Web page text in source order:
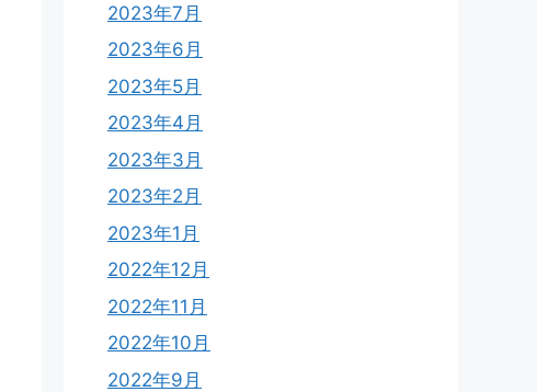
2023年7月
2023年6月
2023年5月
2023年4月
2023年3月
2023年2月
2023年1月
2022年12月
2022年11月
2022年10月
2022年9月